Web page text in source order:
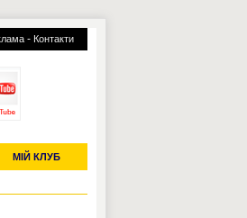
- Контакти
МІЙ КЛУБ